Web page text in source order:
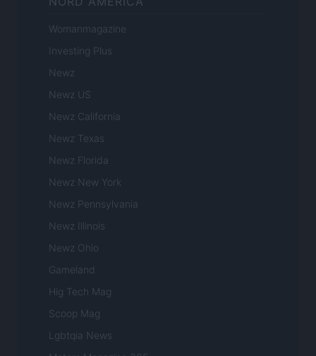
Womanmagazine
Investing Plus
Newz
Newz US
Newz California
Newz Texas
Newz Florida
Newz New York
Newz Pennsylvania
Newz Illinois
Newz Ohio
Gameland
Hig Tech Mag
Scoop Mag
Lgbtqia News